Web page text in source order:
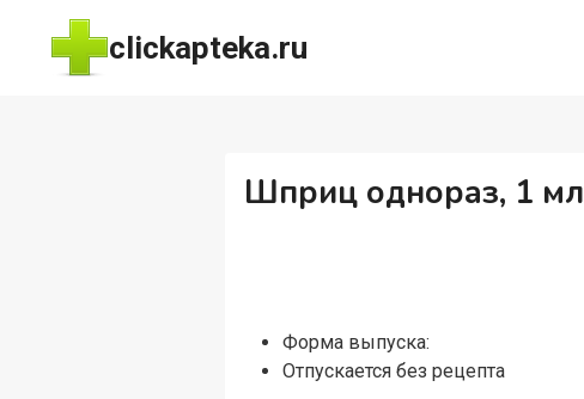
Перейти
содержимому
clickapteka.ru
Шприц однораз, 1 мл
Форма выпуска:
Отпускается без рецепта